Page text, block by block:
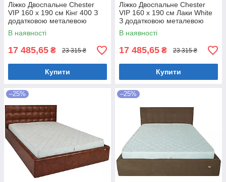
Ліжко Двоспальне Chester
VIP 160 х 190 см Кінг 400 З
додатковою металевою
цільнозварною рамою C1
Білий
В наявності
17 485,65 ₴ 23 315 ₴
Купити
Ліжко Двоспальне Chester
VIP 160 х 190 см Лаки White
З додатковою металевою
цільнозварною рамою Білий
В наявності
17 485,65 ₴ 23 315 ₴
Купити
–25% –25%